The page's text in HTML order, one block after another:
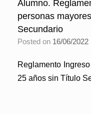
Alumno.
personas
Secundario
Posted on 16/06/2022
Reglamento
25 años sin Título